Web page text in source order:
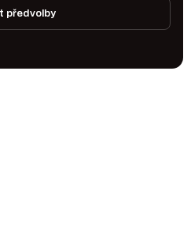
předvolby